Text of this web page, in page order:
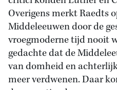
Overigens merkt Raedts
Middeleeuwen door de
vroegmoderne tijd nooit
gedachte dat de
van domheid en
meer verdwenen. Daar